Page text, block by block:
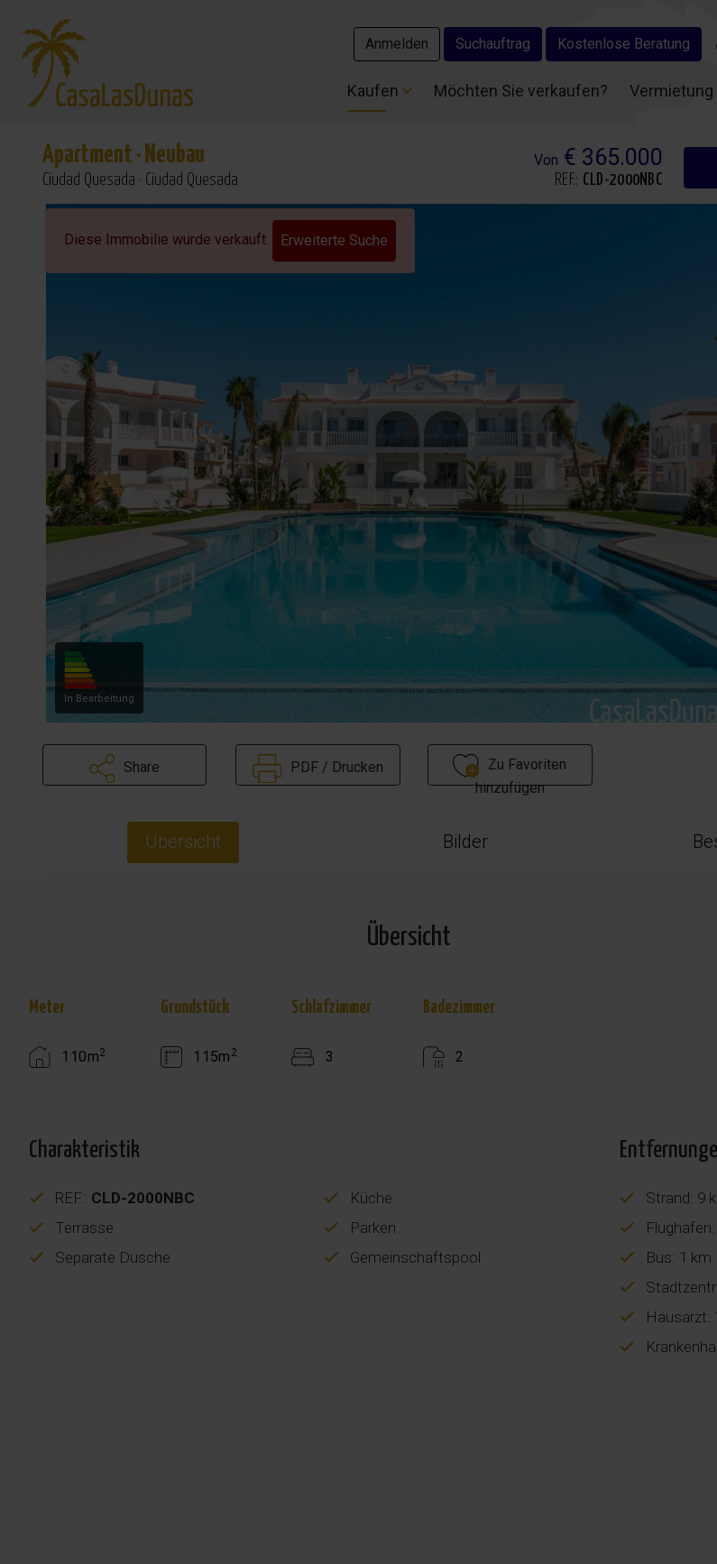
Anmelden Suchauftrag Kostenlose Beratung
Kaufen Möchten Sie verkaufen? Vermietung
Anmelden Suchauftrag Kostenlose Beratung
Kaufen Möchten Sie verkaufen? Vermietung
Apartment · Neubau
Ciudad Quesada · Ciudad Quesada
Von € 365.000
REF.: CLD-2000NBC
Diese Immobilie wurde verkauft. Erweiterte Suche
In Bearbeitung
Share PDF / Drucken
Zu Favoriten
hinzufügen
Übersicht Bilder
Übersicht
Meter
110m2
Grundstück
115m 2
Schlafzimmer
3
Badezimmer
2
Charakteristik
REF.: CLD-2000NBC
Küche
Terrasse
Parken
Separate Dusche
Gemeinschaftspool
Strand: 9
Bus: 1 km
Hausarzt: